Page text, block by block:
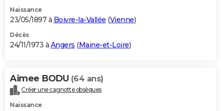
Naissance
23/05/1897 à Boivre-la-Vallée (Vienne)
Décès
24/11/1973 à Angers (Maine-et-Loire)
Aimee BODU (64 ans)
Créer une cagnotte obsèques
Naissance